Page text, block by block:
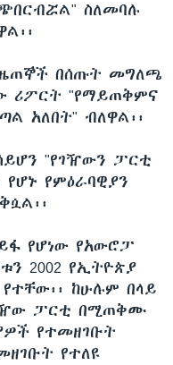
ስለመባሉ
በሰጡት መግለጫ
ሪፖርት "የማይጠቅምና
አለበት" ብለዋል፡፡
"የገዥውን ፓርቲ
የምዕራባዊያን
የሆነው የአውሮፓ
2002 የኢትዮጵያ
ከሁሉም በላይ
ፓርቲ በሚጠቅሙ
የተመዘገቡት
የተለዩ